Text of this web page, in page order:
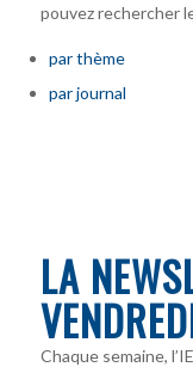
pouvez rechercher
par thème
par journal
LA
Chaque semaine,